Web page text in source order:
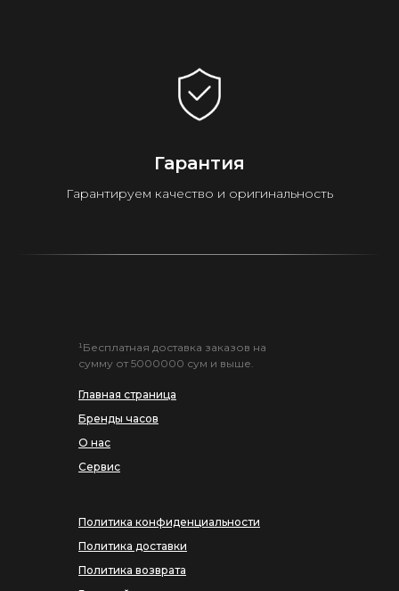
Гарантия
Гарантируем качество и оригинальность
Главная страница
Бренды часов
О нас
Сервис
¹Бесплатная доставка заказов на
сумму от 5000000 сум и выше.
Политика конфиденциальности
Политика доставки
Политика возврата